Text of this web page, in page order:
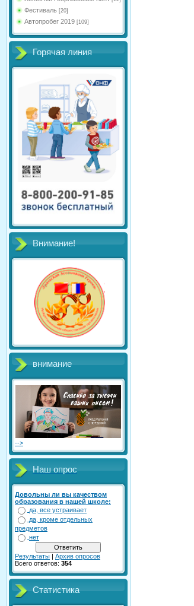
Фестиваль [20]
Автопробег 2019 [109]
Горячая линия
Внимание!
внимание
-->
Наш опрос
Довольны ли вы качеством
образования в нашей школе:
да, все устраивает
да, кроме отдельных
предметов
нет
Результаты | Архив опросов
Всего ответов: 354
Статистика